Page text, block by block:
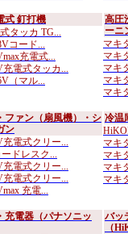
式 釘打機
タッカ TG...
コード...
充電式...
充電式タッカ...
（マル...
高圧
ーニ
マキ
マキ
マキ
マキ
マキ
ファン（扇風機）・シ
ン
充電式クリー...
ドレスク...
充電式クリー...
充電式クリー...
充電...
冷温
マキ
マキ
マキ
マキ
充電器（パナソニッ
バッ
（